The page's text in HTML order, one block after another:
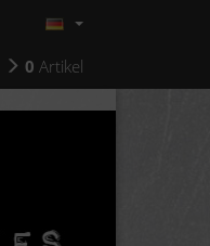
0 Artikel